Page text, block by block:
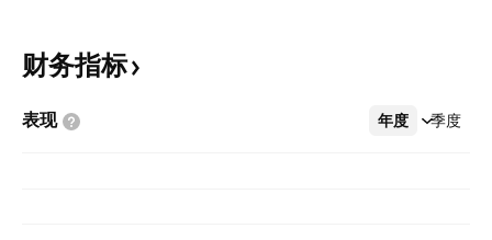
财务指标
表现 年度 季度
更多